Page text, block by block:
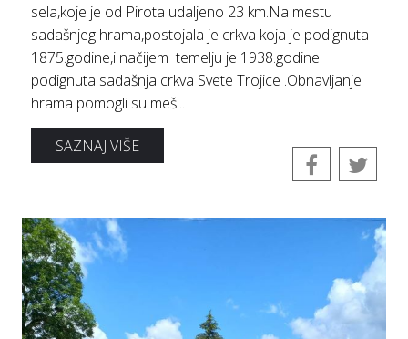
sela,koje je od Pirota udaljeno 23 km.Na mestu
sadašnjeg hrama,postojala je crkva koja je podignuta
1875.godine,i načijem temelju je 1938.godine
podignuta sadašnja crkva Svete Trojice .Obnavljanje
hrama pomogli su meš...
SAZNAJ VIŠE